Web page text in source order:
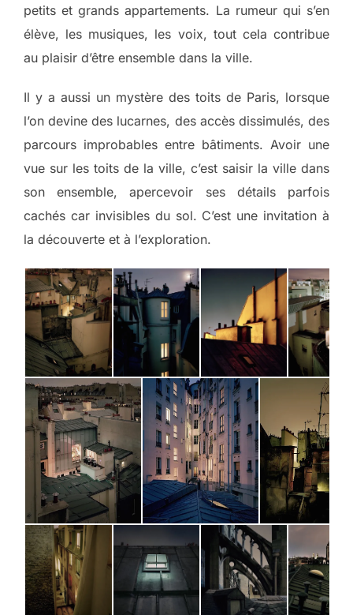
petits et grands appartements. La rumeur qui s’en
élève, les musiques, les voix, tout cela contribue
au plaisir d’être ensemble dans la ville.
Il y a aussi un mystère des toits de Paris, lorsque
l’on devine des lucarnes, des accès dissimulés, des
parcours improbables entre bâtiments. Avoir une
vue sur les toits de la ville, c’est saisir la ville dans
son ensemble, apercevoir ses détails parfois
cachés car invisibles du sol. C’est une invitation à
la découverte et à l’exploration.